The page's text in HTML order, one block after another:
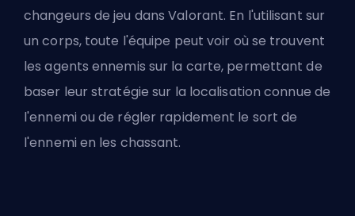
changeurs de jeu dans Valorant. En l'utilisant sur
un corps, toute l'équipe peut voir où se trouvent
les agents ennemis sur la carte, permettant de
baser leur stratégie sur la localisation connue de
l'ennemi ou de régler rapidement le sort de
l'ennemi en les chassant.